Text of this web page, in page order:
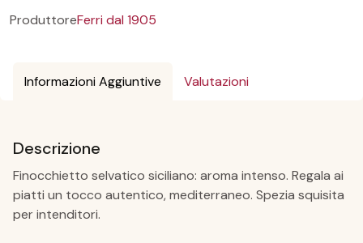
ProduttoreFerri dal 1905
Informazioni Aggiuntive Valutazioni
Descrizione
Finocchietto selvatico siciliano: aroma intenso. Regala ai
piatti un tocco autentico, mediterraneo. Spezia squisita
per intenditori.